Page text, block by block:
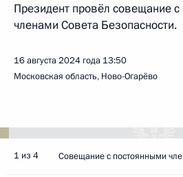
Президент провёл совещание
членами Совета Безопасности.
16 августа 2024 года 13:50
Московская область, Ново-Огарёво
1 из 4 Совещание с постоянными